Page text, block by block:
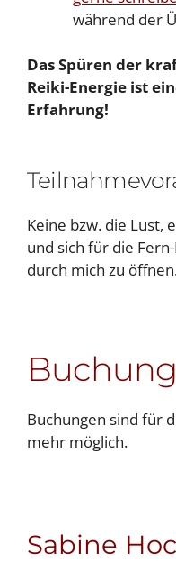
während der
Das Spüren der
Reiki-Energie ist
Erfahrung!
Keine bzw. die Lust,
und sich für die
durch mich zu
Buchungen sind für
mehr möglich.
Sabine